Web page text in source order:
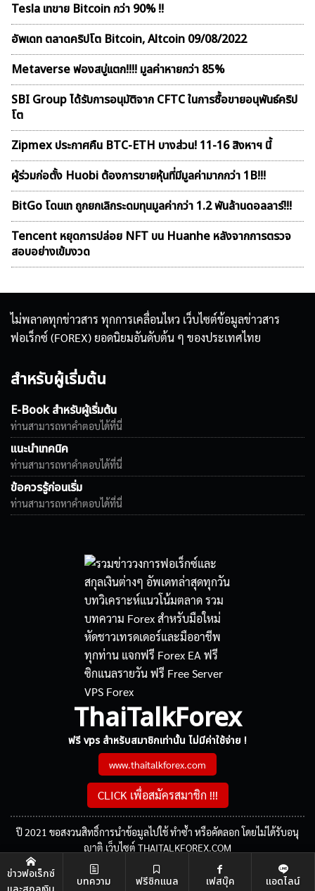
Tesla เทขาย Bitcoin กว่า 90% !!
อัพเดท ตลาดคริปโต Bitcoin, Altcoin 09/08/2022
Metaverse ฟองสบู่เเตก!!!! มูลค่าหายกว่า 85%
SBI Group ได้รับการอนุมัติจาก CFTC ในการซื้อขายอนุพันธ์คริป
โต
Zipmex ประกาศคืน BTC-ETH บางส่วน! 11-16 สิงหาฯ นี้
ผู้ร่วมก่อตั้ง Huobi ต้องการขายหุ้นที่มีมูลค่ามากกว่า 1B!!!
BitGo โดนเท ถูกยกเลิกระดมทุนมูลค่ากว่า 1.2 พันล้านดอลลาร์!!!
Tencent หยุดการปล่อย NFT บน Huanhe หลังจากการตรวจ
สอบอย่างเข้มงวด
ไม่พลาดทุกข่าวสาร ทุกการเคลื่อนไหว เว็บไซต์ข้อมูลข่าวสาร
ฟอเร็กซ์ (FOREX) ยอดนิยมอันดับต้น ๆ ของประเทศไทย
สำหรับผู้เริ่มต้น
E-Book สำหรับผู้เริ่มต้น
ท่านสามารถหาคำตอบได้ที่นี่
แนะนำเทคนิค
ท่านสามารถหาคำตอบได้ที่นี่
ข้อควรรู้ก่อนเริ่ม
ท่านสามารถหาคำตอบได้ที่นี่
ThaiTalkForex
ฟรี vps สำหรับสมาชิกเท่านั้น ไม่มีค่าใช้จ่าย !
www.thaitalkforex.com
CLICK เพื่อสมัครสมาชิก !!!
ปี 2021 ขอสงวนสิทธิ์การนำข้อมูลไปใช้ ทำซ้ำ หรือคัดลอก โดยไม่ได้รับอนุ
ญาติ เว็บไซต์ THAITALKFOREX.COM
ข่าวฟอเร็กซ์
บทความ ฟรีซิกแนล เฟสบุ๊ค แอดไลน์